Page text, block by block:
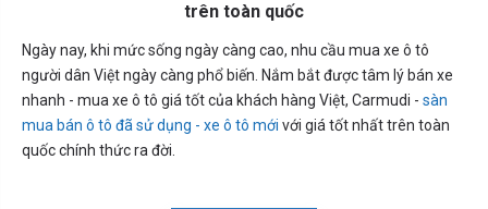
trên toàn quốc
Ngày nay, khi mức sống ngày càng cao, nhu cầu mua xe ô tô
người dân Việt ngày càng phổ biến. Nắm bắt được tâm lý bán xe
nhanh - mua xe ô tô giá tốt của khách hàng Việt, Carmudi - sàn
mua bán ô tô đã sử dụng - xe ô tô mới với giá tốt nhất trên toàn
quốc chính thức ra đời.